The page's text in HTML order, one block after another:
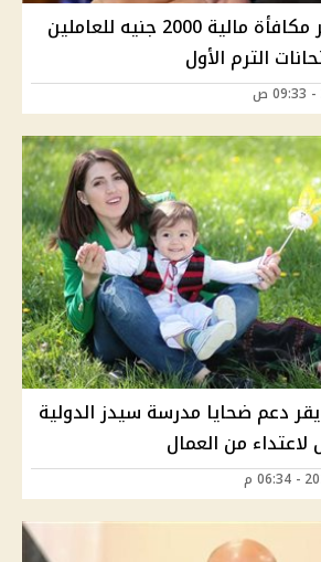
جامعة القاهرة تقر مكافأة مالية 2000 جنيه للعاملين
الترم الأول
دعم ضحايا مدرسة سيدز الدولية